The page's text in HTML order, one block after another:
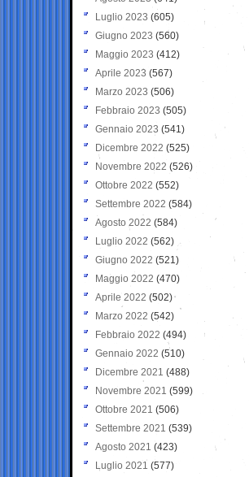
Luglio 2023 (605)
Giugno 2023 (560)
Maggio 2023 (412)
Aprile 2023 (567)
Marzo 2023 (506)
Febbraio 2023 (505)
Gennaio 2023 (541)
Dicembre 2022 (525)
Novembre 2022 (526)
Ottobre 2022 (552)
Settembre 2022 (584)
Agosto 2022 (584)
Luglio 2022 (562)
Giugno 2022 (521)
Maggio 2022 (470)
Aprile 2022 (502)
Marzo 2022 (542)
Febbraio 2022 (494)
Gennaio 2022 (510)
Dicembre 2021 (488)
Novembre 2021 (599)
Ottobre 2021 (506)
Settembre 2021 (539)
Agosto 2021 (423)
Luglio 2021 (577)